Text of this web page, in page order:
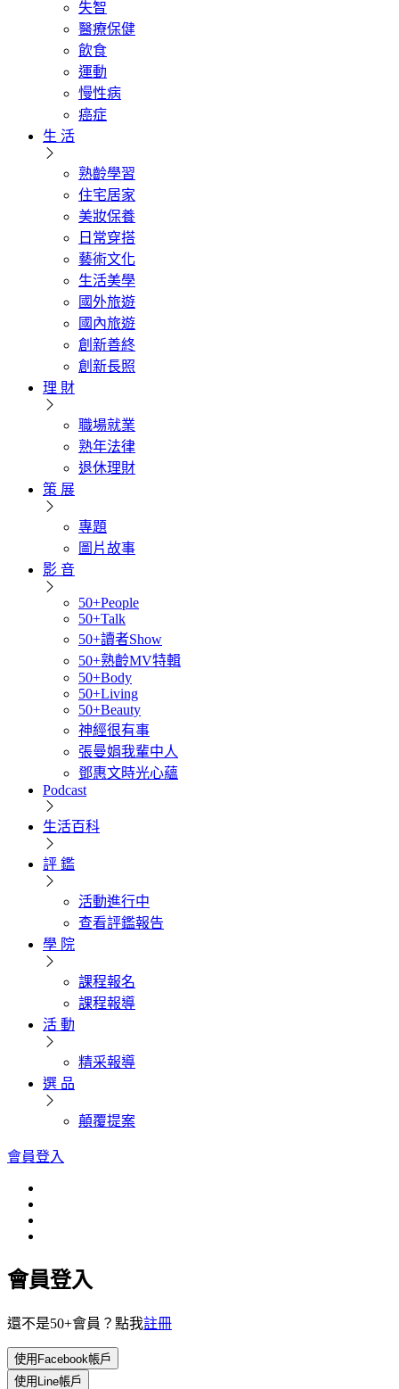
失智
醫療保健
飲食
運動
慢性病
癌症
生 活
熟齡學習
住宅居家
美妝保養
日常穿搭
藝術文化
生活美學
國外旅遊
國內旅遊
創新善終
創新長照
理 財
職場就業
熟年法律
退休理財
策 展
專題
圖片故事
影 音
50+People
50+Talk
50+讀者Show
50+熟齡MV特輯
50+Body
50+Living
50+Beauty
神經很有事
張曼娟我輩中人
鄧惠文時光心蘊
Podcast
生活百科
評 鑑
活動進行中
查看評鑑報告
學 院
課程報名
課程報導
活 動
精采報導
選 品
顛覆提案
會員登入
會員登入
還不是50+會員？點我註冊
使用Facebook帳戶
使用Line帳戶